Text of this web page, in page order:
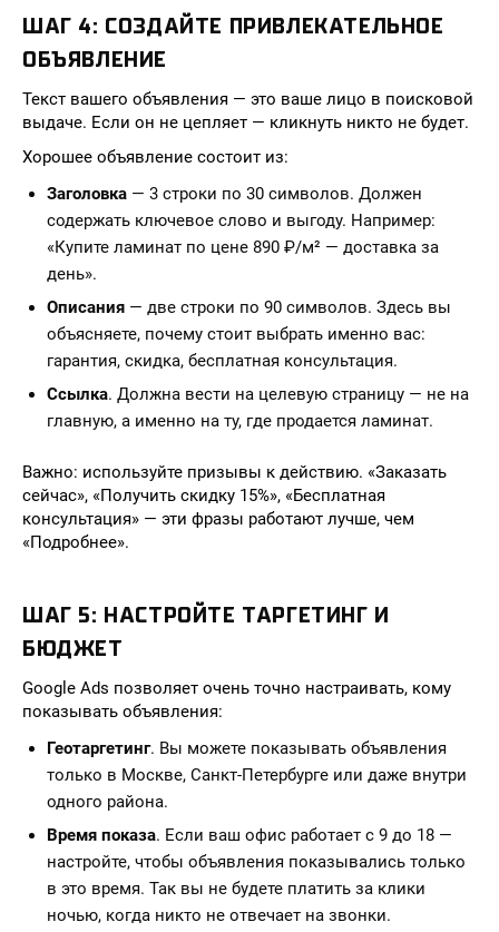
ШАГ 4: СОЗДАЙТЕ ПРИВЛЕКАТЕЛЬНОЕ
ОБЪЯВЛЕНИЕ
Текст вашего объявления — это ваше лицо в поисковой
выдаче. Если он не цепляет — кликнуть никто не будет.
Хорошее объявление состоит из:
Заголовка — 3 строки по 30 символов. Должен
содержать ключевое слово и выгоду. Например:
«Купите ламинат по цене 890 ₽/м² — доставка за
день».
Описания — две строки по 90 символов. Здесь вы
объясняете, почему стоит выбрать именно вас:
гарантия, скидка, бесплатная консультация.
Ссылка. Должна вести на целевую страницу — не на
главную, а именно на ту, где продается ламинат.
Важно: используйте призывы к действию. «Заказать
сейчас», «Получить скидку 15%», «Бесплатная
консультация» — эти фразы работают лучше, чем
«Подробнее».
ШАГ 5: НАСТРОЙТЕ ТАРГЕТИНГ И
БЮДЖЕТ
Google Ads позволяет очень точно настраивать, кому
показывать объявления:
Геотаргетинг. Вы можете показывать объявления
только в Москве, Санкт-Петербурге или даже внутри
одного района.
Время показа. Если ваш офис работает с 9 до 18 —
настройте, чтобы объявления показывались только
в это время. Так вы не будете платить за клики
ночью, когда никто не отвечает на звонки.